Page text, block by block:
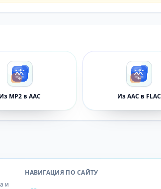
Из MP2 в AAC Из AAC в FLAC
и
НАВИГАЦИЯ ПО САЙТУ